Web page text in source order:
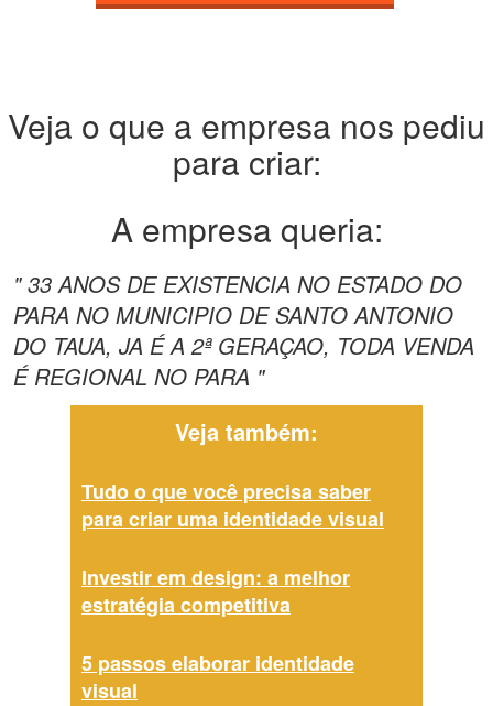
Veja o que a empresa nos pediu
para criar:
A empresa queria:
" 33 ANOS DE EXISTENCIA NO ESTADO DO
PARA NO MUNICIPIO DE SANTO ANTONIO
DO TAUA, JA É A 2ª GERAÇAO, TODA VENDA
É REGIONAL NO PARA "
Veja também:
Tudo o que você precisa saber
para criar uma identidade visual
Investir em design: a melhor
estratégia competitiva
5 passos elaborar identidade
visual